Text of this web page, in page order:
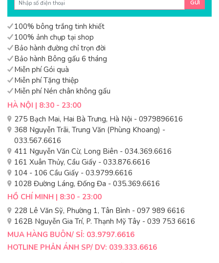
GỬI
100% bông trắng tinh khiết
100% ảnh chụp tại shop
Bảo hành đường chỉ trọn đời
Bảo hành Bông gấu 6 tháng
Miễn phí Gói quà
Miễn phí Tặng thiệp
Miễn phí Nén chân không gấu
HÀ NỘI | 8:30 - 23:00
275 Bạch Mai, Hai Bà Trưng, Hà Nội - 0979896616
368 Nguyễn Trãi, Trung Văn (Phùng Khoang) -
033.567.6616
411 Nguyễn Văn Cừ, Long Biên - 034.369.6616
161 Xuân Thủy, Cầu Giấy - 033.876.6616
104 - 106 Cầu Giấy - 03.9799.6616
1028 Đường Láng, Đống Đa - 035.369.6616
HỒ CHÍ MINH | 8:30 - 23:00
228 Lê Văn Sỹ, Phường 1, Tân Bình - 097 989 6616
162B Nguyễn Gia Trí, P. Thạnh Mỹ Tây - 039 753 6616
MUA HÀNG BUÔN/ SỈ: 03.9797.6616
HOTLINE PHẢN ÁNH SP/ DV: 039.333.6616